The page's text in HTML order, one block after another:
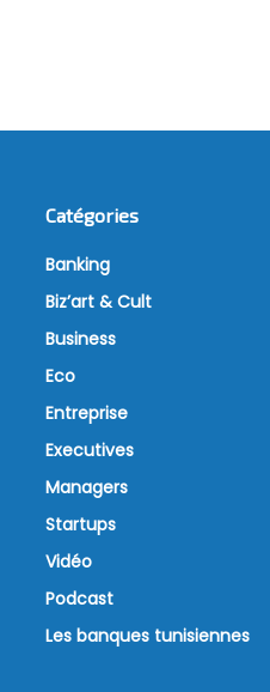
Catégories
Banking
Biz’art & Cult
Business
Eco
Entreprise
Executives
Managers
Startups
Vidéo
Podcast
Les banques tunisiennes